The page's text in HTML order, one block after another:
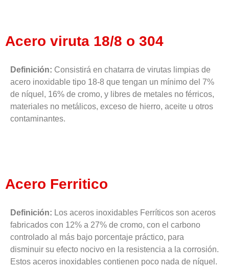
Acero viruta 18/8 o 304
Definición: Consistirá en chatarra de virutas limpias de
acero inoxidable tipo 18-8 que tengan un mínimo del 7%
de níquel, 16% de cromo, y libres de metales no férricos,
materiales no metálicos, exceso de hierro, aceite u otros
contaminantes.
Acero Ferritico
Definición: Los aceros inoxidables Ferríticos son aceros
fabricados con 12% a 27% de cromo, con el carbono
controlado al más bajo porcentaje práctico, para
disminuir su efecto nocivo en la resistencia a la corrosión.
Estos aceros inoxidables contienen poco nada de níquel.